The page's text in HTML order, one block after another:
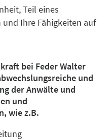
Teil eines
Ihre Fähigkeiten auf
bei Feder Walter
und
der Anwälte und
und
wie z.B.